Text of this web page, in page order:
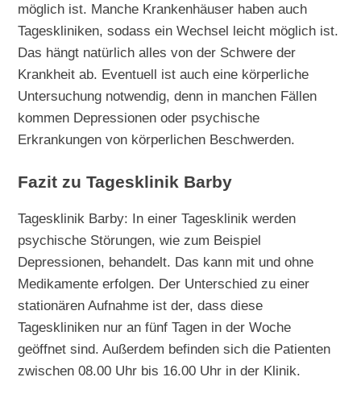
möglich ist. Manche Krankenhäuser haben auch
Tageskliniken, sodass ein Wechsel leicht möglich ist.
Das hängt natürlich alles von der Schwere der
Krankheit ab. Eventuell ist auch eine körperliche
Untersuchung notwendig, denn in manchen Fällen
kommen Depressionen oder psychische
Erkrankungen von körperlichen Beschwerden.
Fazit zu Tagesklinik Barby
Tagesklinik Barby: In einer Tagesklinik werden
psychische Störungen, wie zum Beispiel
Depressionen, behandelt. Das kann mit und ohne
Medikamente erfolgen. Der Unterschied zu einer
stationären Aufnahme ist der, dass diese
Tageskliniken nur an fünf Tagen in der Woche
geöffnet sind. Außerdem befinden sich die Patienten
zwischen 08.00 Uhr bis 16.00 Uhr in der Klinik.